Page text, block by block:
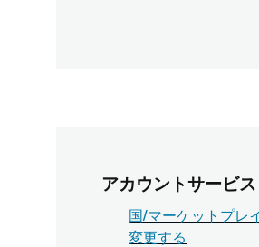
アカウントサービス
国/マーケットプレ
変更する